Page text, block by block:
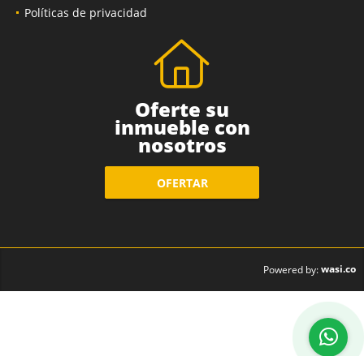
Políticas de privacidad
Oferte su
inmueble con
nosotros
OFERTAR
Powered by:wasi.co